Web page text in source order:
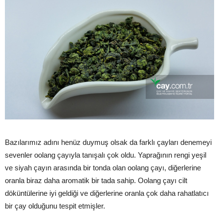
Bazılarımız adını henüz duymuş olsak da farklı çayları denemeyi
sevenler oolang çayıyla tanışalı çok oldu. Yaprağının rengi yeşil
ve siyah çayın arasında bir tonda olan oolang çayı, diğerlerine
oranla biraz daha aromatik bir tada sahip. Oolang çayı cilt
döküntülerine iyi geldiği ve diğerlerine oranla çok daha rahatlatıcı
bir çay olduğunu tespit etmişler.